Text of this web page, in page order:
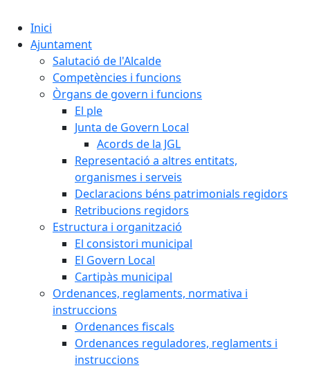
Inici
Ajuntament
Salutació de l'Alcalde
Competències i funcions
Òrgans de govern i funcions
El ple
Junta de Govern Local
Acords de la JGL
Representació a altres entitats,
organismes i serveis
Declaracions béns patrimonials regidors
Retribucions regidors
Estructura i organització
El consistori municipal
El Govern Local
Cartipàs municipal
Ordenances, reglaments, normativa i
instruccions
Ordenances fiscals
Ordenances reguladores, reglaments i
instruccions